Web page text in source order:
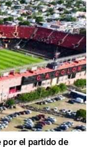
por el partido de